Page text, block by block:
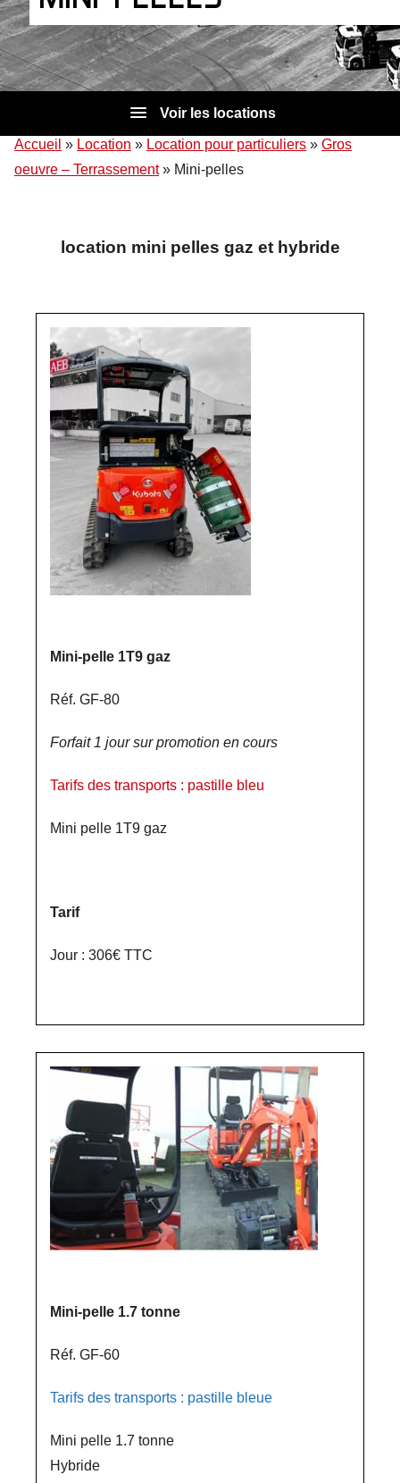
Voir les locations
Accueil » Location » Location pour particuliers » Gros
oeuvre – Terrassement» Mini-pelles
location mini pelles gaz et hybride
Mini-pelle 1T9 gaz
Réf. GF-80
Forfait 1 jour sur promotion en cours
Tarifs des transports : pastille bleu
Mini pelle 1T9 gaz
Tarif
Jour : 306€ TTC
Mini-pelle 1.7 tonne
Réf. GF-60
Tarifs des transports : pastille bleue
Mini pelle 1.7 tonne
Hybride